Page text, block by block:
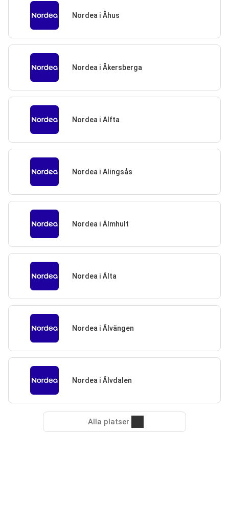
Nordea i Åhus
Nordea i Åkersberga
Nordea i Alfta
Nordea i Alingsås
Nordea i Älmhult
Nordea i Älta
Nordea i Älvängen
Nordea i Älvdalen
Alla platser